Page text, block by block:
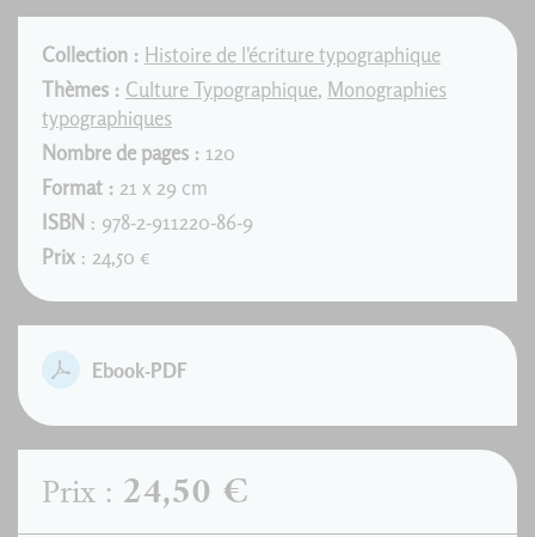
Collection : Histoire de l'écriture typographique
Thèmes : Culture Typographique, Monographies
typographiques
Nombre de pages : 120
Format : 21 x 29 cm
ISBN : 978-2-911220-86-9
Prix : 24,50 €
Ebook-PDF
Prix : 24,50 €